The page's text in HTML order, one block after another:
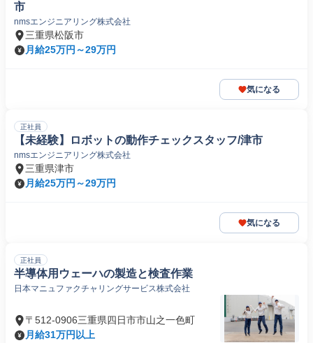
市
nmsエンジニアリング株式会社
三重県松阪市
月給25万円～29万円
気になる
正社員
【未経験】ロボットの動作チェックスタッフ/津市
nmsエンジニアリング株式会社
三重県津市
月給25万円～29万円
気になる
正社員
半導体用ウェーハの製造と検査作業
日本マニュファクチャリングサービス株式会社
〒512-0906三重県四日市市山之一色町
月給31万円以上